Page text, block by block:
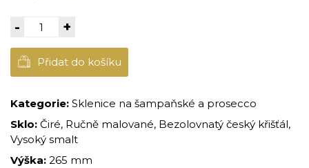
- +
Přidat do košíku
Kategorie: Sklenice na šampaňské a prosecco
Sklo: Čiré, Ručně malované, Bezolovnatý český křišťál,
Vysoký smalt
Výška: 265 mm